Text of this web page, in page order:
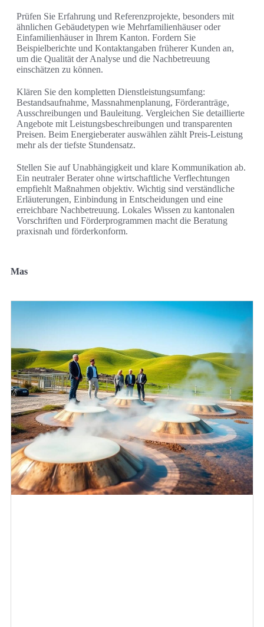
Prüfen Sie Erfahrung und Referenzprojekte, besonders mit
ähnlichen Gebäudetypen wie Mehrfamilienhäuser oder
Einfamilienhäuser in Ihrem Kanton. Fordern Sie
Beispielberichte und Kontaktangaben früherer Kunden an,
um die Qualität der Analyse und die Nachbetreuung
einschätzen zu können.
Klären Sie den kompletten Dienstleistungsumfang:
Bestandsaufnahme, Massnahmenplanung, Förderanträge,
Ausschreibungen und Bauleitung. Vergleichen Sie detaillierte
Angebote mit Leistungsbeschreibungen und transparenten
Preisen. Beim Energieberater auswählen zählt Preis-Leistung
mehr als der tiefste Stundensatz.
Stellen Sie auf Unabhängigkeit und klare Kommunikation ab.
Ein neutraler Berater ohne wirtschaftliche Verflechtungen
empfiehlt Maßnahmen objektiv. Wichtig sind verständliche
Erläuterungen, Einbindung in Entscheidungen und eine
erreichbare Nachbetreuung. Lokales Wissen zu kantonalen
Vorschriften und Förderprogrammen macht die Beratung
praxisnah und förderkonform.
Mas